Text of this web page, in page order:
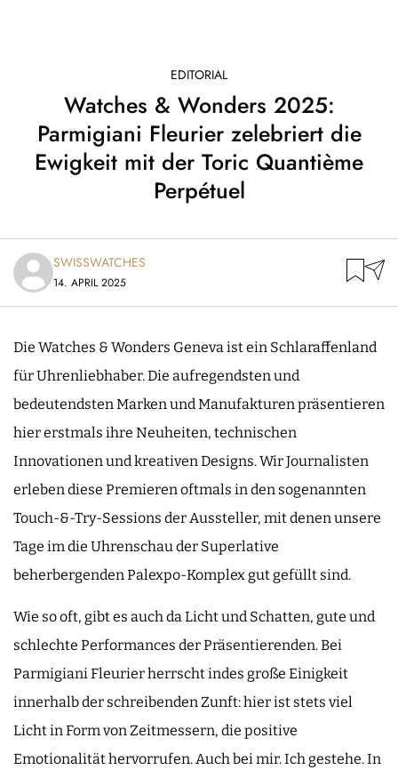
EDITORIAL
Watches & Wonders 2025:
Parmigiani Fleurier zelebriert die
Ewigkeit mit der Toric Quantième
Perpétuel
SWISSWATCHES
14. APRIL 2025
Die Watches & Wonders Geneva ist ein Schlaraffenland
für Uhrenliebhaber. Die aufregendsten und
bedeutendsten Marken und Manufakturen präsentieren
hier erstmals ihre Neuheiten, technischen
Innovationen und kreativen Designs. Wir Journalisten
erleben diese Premieren oftmals in den sogenannten
Touch-&-Try-Sessions der Aussteller, mit denen unsere
Tage im die Uhrenschau der Superlative
beherbergenden Palexpo-Komplex gut gefüllt sind.
Wie so oft, gibt es auch da Licht und Schatten, gute und
schlechte Performances der Präsentierenden. Bei
Parmigiani Fleurier herrscht indes große Einigkeit
innerhalb der schreibenden Zunft: hier ist stets viel
Licht in Form von Zeitmessern, die positive
Emotionalität hervorrufen. Auch bei mir. Ich gestehe. In